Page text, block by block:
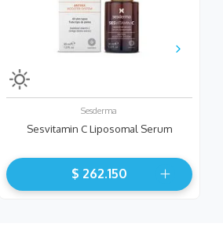
Sesderma
Sesvitamin C Liposomal Serum
$ 262.150